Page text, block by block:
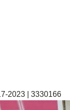
2023 | 3330166